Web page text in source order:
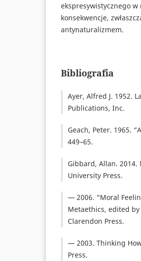
ekspresywistycznego
konsekwencje,
antynaturalizmem.
Bibliografia
Ayer, Alfred J. 1952.
Publications, Inc.
Geach, Peter. 1965.
449–65.
Gibbard, Allan.
University Press.
— 2006. “Moral
Metaethics, edited by
Clarendon Press.
— 2003. Thinking
Press.